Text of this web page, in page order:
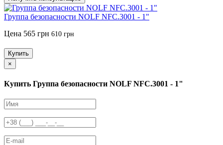
Группа безопасности NOLF NFC.3001 - 1"
Цена 565 грн 610 грн
Купить
×
Купить Группа безопасности NOLF NFC.3001 - 1"